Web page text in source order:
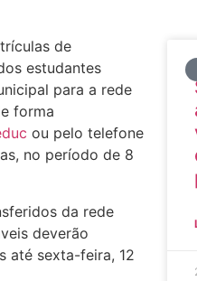
de
estudantes
para a rede
forma
ou pelo telefone
no período de 8
da rede
deverão
até sexta-feira, 12